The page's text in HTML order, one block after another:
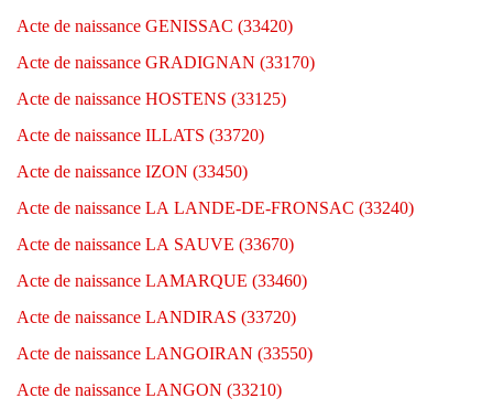
Acte de naissance GENISSAC (33420)
Acte de naissance GRADIGNAN (33170)
Acte de naissance HOSTENS (33125)
Acte de naissance ILLATS (33720)
Acte de naissance IZON (33450)
Acte de naissance LA LANDE-DE-FRONSAC (33240)
Acte de naissance LA SAUVE (33670)
Acte de naissance LAMARQUE (33460)
Acte de naissance LANDIRAS (33720)
Acte de naissance LANGOIRAN (33550)
Acte de naissance LANGON (33210)